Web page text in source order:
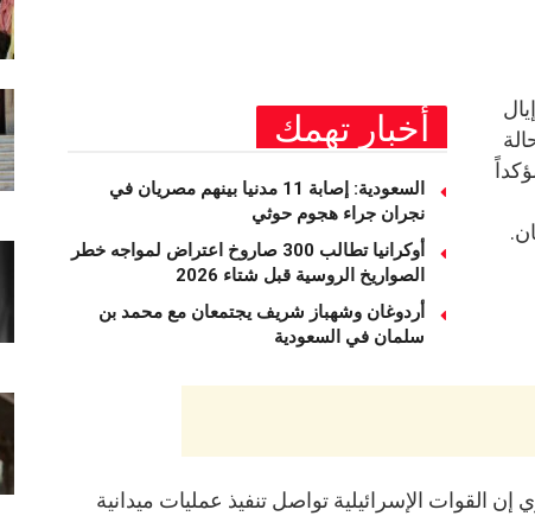
أخبار تهمك
السعودية: إصابة 11 مدنيا بينهم مصريان في
نجران جراء هجوم حوثي
أوكرانيا تطالب 300 صاروخ اعتراض لمواجه خطر
الصواريخ الروسية قبل شتاء 2026
أردوغان وشهباز شريف يجتمعان مع محمد بن
سلمان في السعودية
القوات الإسرائيلية تواصل تنفيذ عمليات ميدانية